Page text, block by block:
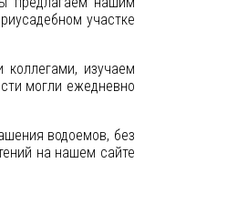
участке
изучаем
могли ежедневно
водоемов, без
на нашем сайте